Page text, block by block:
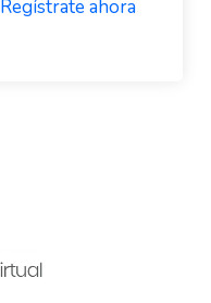
Regístrate ahora